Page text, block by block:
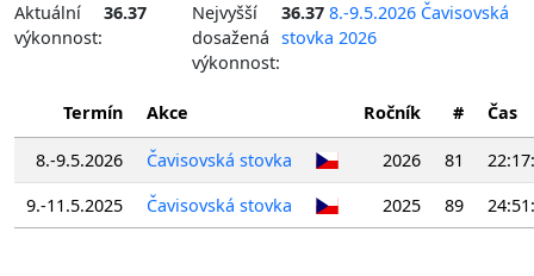
Aktuální
výkonnost:
36.37
Nejvyšší
dosažená
výkonnost:
36.37 8.-9.5.2026 Čavisovská
stovka 2026
Termín Akce Ročník # Čas
8.-9.5.2026 Čavisovská stovka 2026 81
9.-11.5.2025
Čavisovská stovka 2025 89